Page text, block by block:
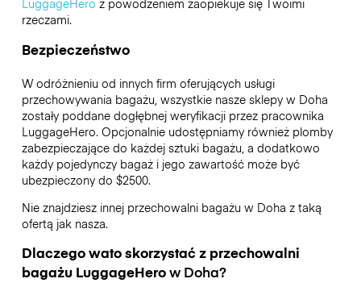
LuggageHero z powodzeniem zaopiekuje się Twoimi
rzeczami.
Bezpieczeństwo
W odróżnieniu od innych firm oferujących usługi
przechowywania bagażu, wszystkie nasze sklepy w Doha
zostały poddane dogłębnej weryfikacji przez pracownika
LuggageHero. Opcjonalnie udostępniamy również plomby
zabezpieczające do każdej sztuki bagażu, a dodatkowo
każdy pojedynczy bagaż i jego zawartość może być
ubezpieczony do $2500.
Nie znajdziesz innej przechowalni bagażu w Doha z taką
ofertą jak nasza.
Dlaczego wato skorzystać z przechowalni
bagażu LuggageHerow Doha?